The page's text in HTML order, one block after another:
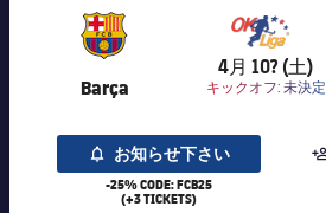
Barça
7,016
4月 10? (土)
キックオフ: 未決定
お知らせ下さい
-25% CODE: FCB25
(+3 TICKETS)